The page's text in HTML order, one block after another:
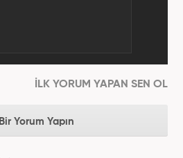
İLK YORUM YAPAN SEN OL
Bir Yorum Yapın